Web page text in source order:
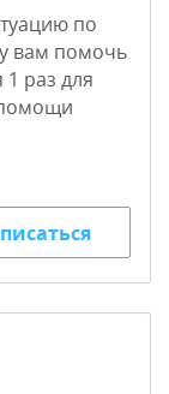
по
вам помочь
1 раз для